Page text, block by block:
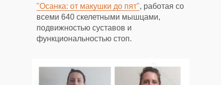
"Осанка: от макушки до пят", работая со
всеми 640 скелетными мышцами,
подвижностью суставов и
функциональностью стоп.